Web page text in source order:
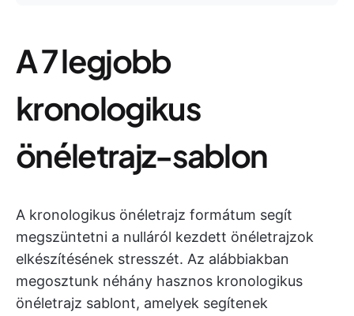
A 7 legjobb
kronologikus
önéletrajz-sablon
A kronologikus önéletrajz formátum segít
megszüntetni a nulláról kezdett önéletrajzok
elkészítésének stresszét. Az alábbiakban
megosztunk néhány hasznos kronologikus
önéletrajz sablont, amelyek segítenek